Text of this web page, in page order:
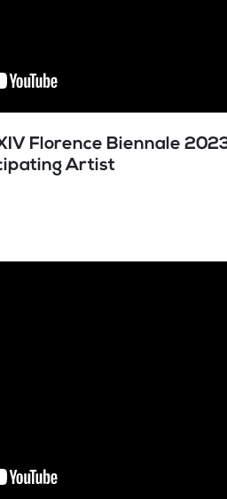
Florence Biennale 2023
Artist